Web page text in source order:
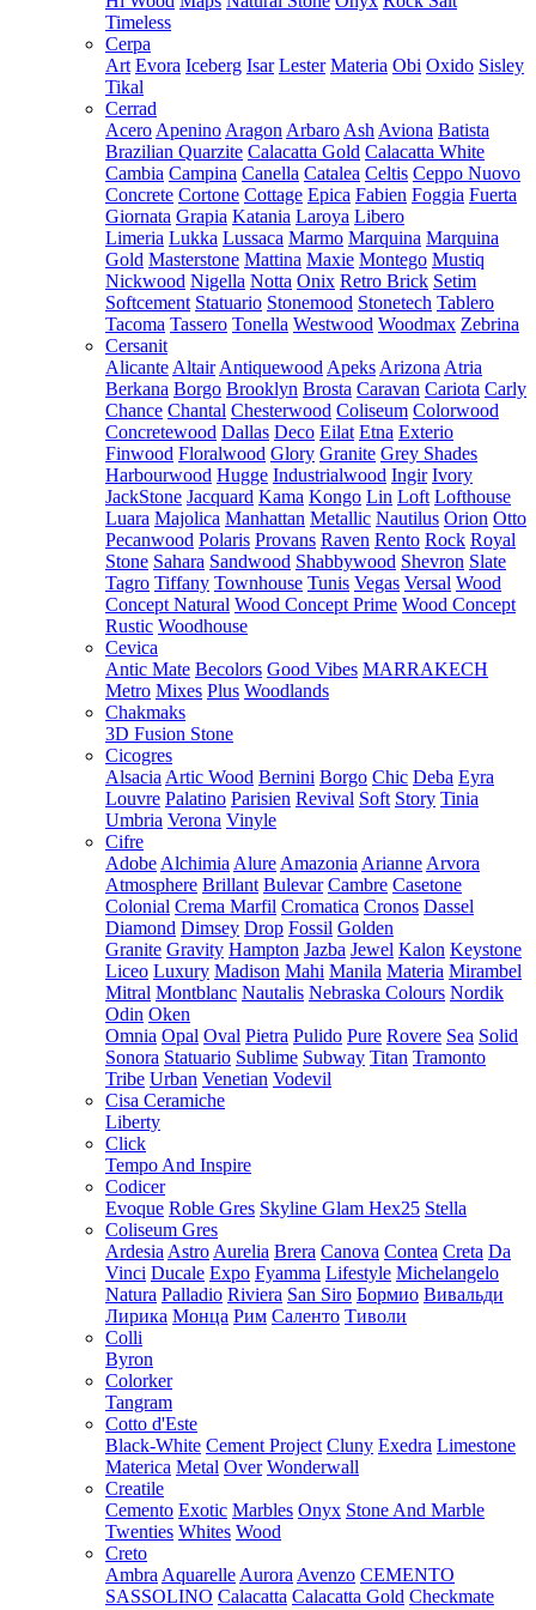
Timeless
Cerpa
Art Evora Iceberg Isar Lester Materia Obi Oxido Sisley
Tikal
Cerrad
Acero Apenino Aragon Arbaro Ash Aviona Batista
Brazilian Quarzite Calacatta Gold Calacatta White
Cambia Campina Canella Catalea Celtis Ceppo Nuovo
Concrete Cortone Cottage Epica Fabien Foggia Fuerta
Giornata Grapia Katania Laroya Libero
Limeria Lukka Lussaca Marmo Marquina Marquina
Gold Masterstone Mattina Maxie Montego Mustiq
Nickwood Nigella Notta Onix Retro Brick Setim
Softcement Statuario Stonemood Stonetech Tablero
Tacoma Tassero Tonella Westwood Woodmax Zebrina
Cersanit
Alicante Altair Antiquewood Apeks Arizona Atria
Berkana Borgo Brooklyn Brosta Caravan Cariota Carly
Chance Chantal Chesterwood Coliseum Colorwood
Concretewood Dallas Deco Eilat Etna Exterio
Finwood Floralwood Glory Granite Grey Shades
Harbourwood Hugge Industrialwood Ingir Ivory
JackStone Jacquard Kama Kongo Lin Loft Lofthouse
Luara Majolica Manhattan Metallic Nautilus Orion Otto
Pecanwood Polaris Provans Raven Rento Rock Royal
Stone Sahara Sandwood Shabbywood Shevron Slate
Tagro Tiffany Townhouse Tunis Vegas Versal Wood
Concept Natural Wood Concept Prime Wood Concept
Rustic Woodhouse
Cevica
Antic Mate Becolors Good Vibes MARRAKECH
Metro Mixes Plus Woodlands
Chakmaks
3D Fusion Stone
Cicogres
Alsacia Artic Wood Bernini Borgo Chic Deba Eyra
Louvre Palatino Parisien Revival Soft Story Tinia
Umbria Verona Vinyle
Cifre
Adobe Alchimia Alure Amazonia Arianne Arvora
Atmosphere Brillant Bulevar Cambre Casetone
Colonial Crema Marfil Cromatica Cronos Dassel
Diamond Dimsey Drop Fossil Golden
Granite Gravity Hampton Jazba Jewel Kalon Keystone
Liceo Luxury Madison Mahi Manila Materia Mirambel
Mitral Montblanc Nautalis Nebraska Colours Nordik
Odin Oken
Omnia Opal Oval Pietra Pulido Pure Rovere Sea Solid
Sonora Statuario Sublime Subway Titan Tramonto
Tribe Urban Venetian Vodevil
Cisa Ceramiche
Liberty
Click
Tempo And Inspire
Codicer
Evoque Roble Gres Skyline Glam Hex25 Stella
Coliseum Gres
Ardesia Astro Aurelia Brera Canova Contea Creta Da
Vinci Ducale Expo Fyamma Lifestyle Michelangelo
Natura Palladio Riviera San Siro Бормио Вивальди
Лирика Монца Рим Саленто Тиволи
Colli
Byron
Colorker
Tangram
Cotto d'Este
Black-White Cement Project Cluny Exedra Limestone
Materica Metal Over Wonderwall
Creatile
Cemento Exotic Marbles Onyx Stone And Marble
Twenties Whites Wood
Creto
Ambra Aquarelle Aurora Avenzo CEMENTO
SASSOLINO Calacatta Calacatta Gold Checkmate